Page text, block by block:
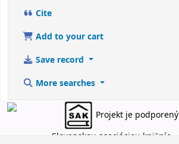
Cite
Add to your cart
Save record
More searches
Projekt je podporený
Slovenskou asociáciou knižníc